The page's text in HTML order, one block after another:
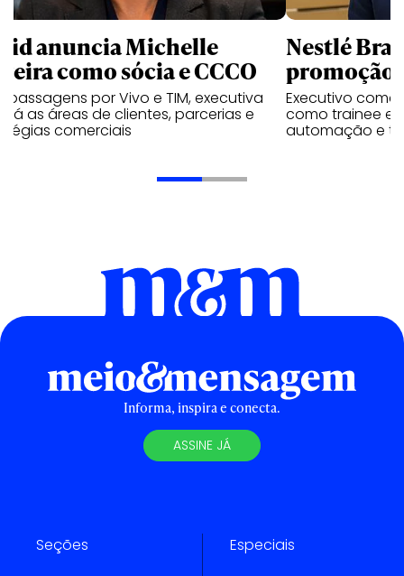
anuncia Michelle
como sócia e CCCO
passagens por Vivo e TIM, executiva
as áreas de clientes, parcerias e
comerciais
Nestlé
promoção
Executivo
como trainee e
automação e
Informa, inspira e conecta.
ASSINE JÁ
Seções Especiais